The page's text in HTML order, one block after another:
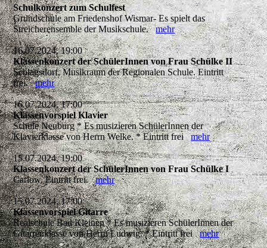
Schulkonzert zum Schulfest
Grundschule am Friedenshof Wismar- Es spielt das
Streicherensemble der Musikschule.mehr
16.07.2024, 19:00
Klassenkonzert der SchülerInnen von Frau Schülke II
Schlagsdorf, Musikraum der Regionalen Schule. Eintritt
frei.mehr
16.07.2024, 17:00
Klassenvorspiel Klavier
Schule Neuburg * Es musizieren SchülerInnen der
Klavierklasse von Herrn Welke. * Eintritt freimehr
15.07.2024, 19:00
Klassenkonzert der SchülerInnen von Frau Schülke I
Carlow, Eintritt frei.mehr
15.07.2024, 17:00
Klassenvorspiel Gitarre
Realschule Bad Kleinen * Es musizieren SchülerInnen der
Gitarrenklasse von Herrn Ludwig. * Eintritt freimehr